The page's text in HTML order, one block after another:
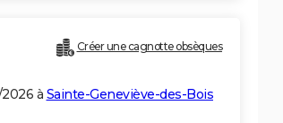
Créer une cagnotte obsèques
à Sainte-Geneviève-des-Bois